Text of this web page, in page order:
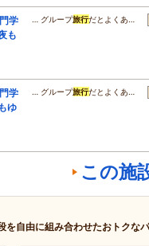
学
も
… グループ旅行だとよくあ…
学
ゆ
… グループ旅行だとよくあ…
この施
を自由に組み合わせたおトクな